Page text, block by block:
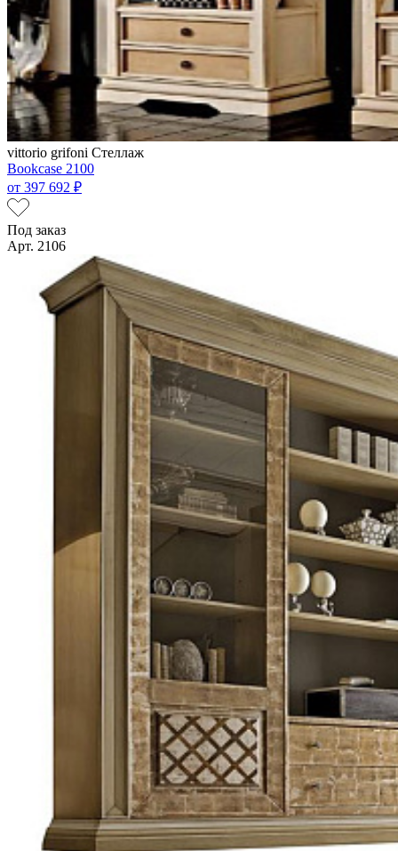
vittorio grifoni Стеллаж
Bookcase 2100
от 397 692 ₽
Под заказ
Арт. 2106